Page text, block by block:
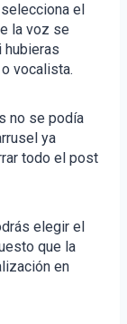
el
la voz se
hubieras
vocalista.
no se podía
ya
todo el post
elegir el
que la
en